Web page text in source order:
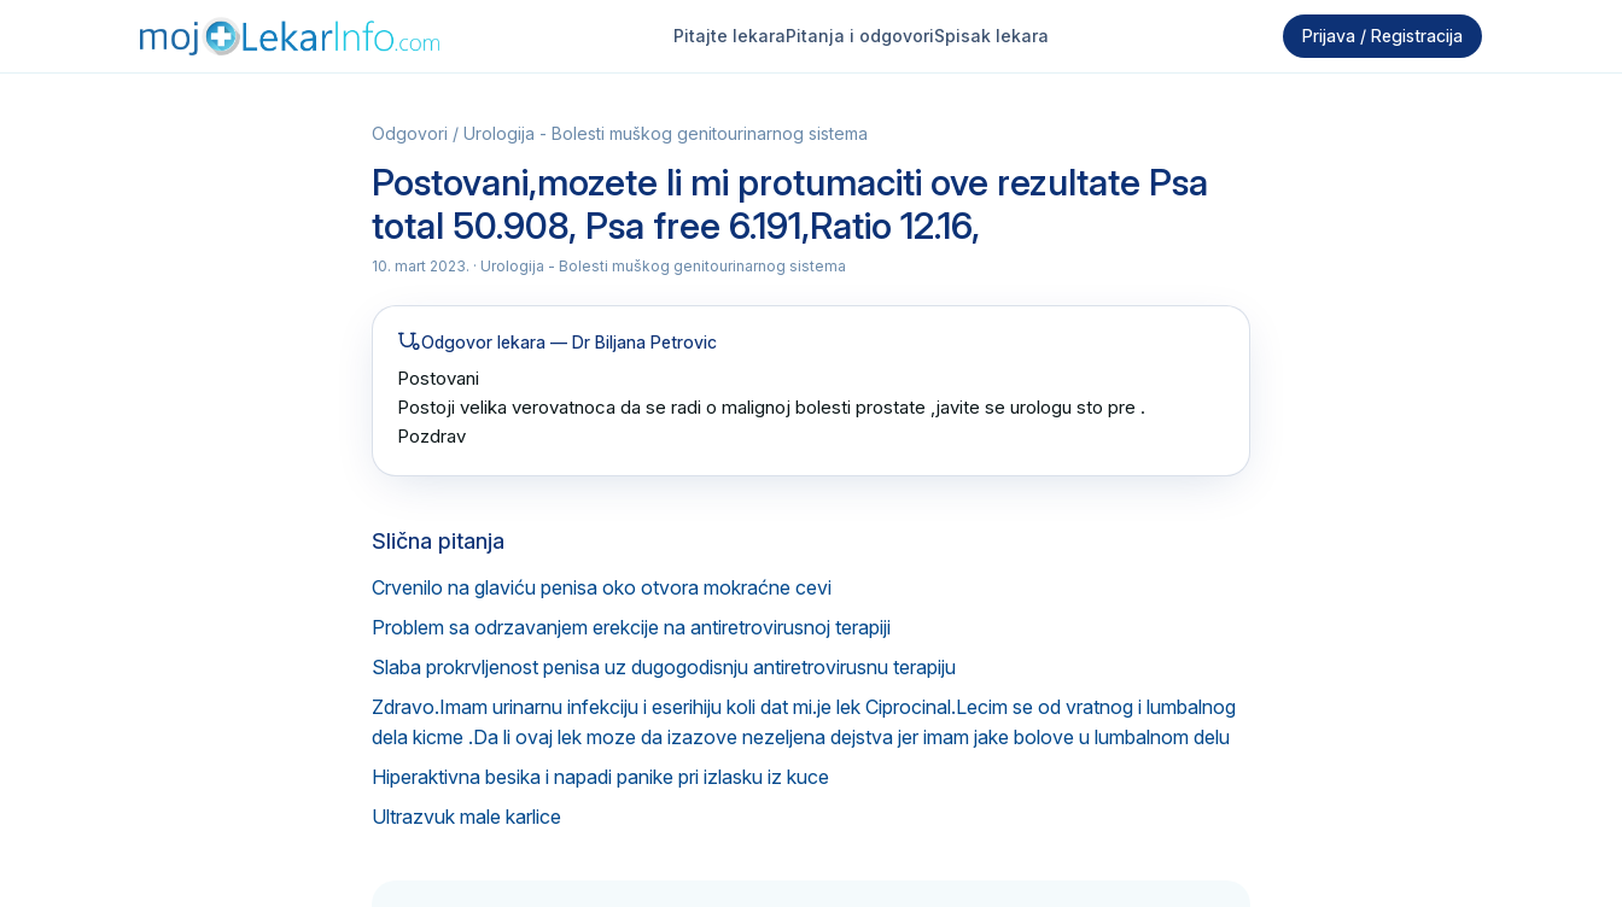
Pitajte lekaraPitanja i odgovoriSpisak lekara Prijava / Registracija
Odgovori / Urologija - Bolesti muškog genitourinarnog sistema
Postovani,mozete li mi protumaciti ove rezultate Psa
total 50.908, Psa free 6.191,Ratio 12.16,
10. mart 2023. · Urologija - Bolesti muškog genitourinarnog sistema
Odgovor lekara — Dr Biljana Petrovic
Postovani
Postoji velika verovatnoca da se radi o malignoj bolesti prostate ,javite se urologu sto pre .
Pozdrav
Slična pitanja
Crvenilo na glaviću penisa oko otvora mokraćne cevi
Problem sa odrzavanjem erekcije na antiretrovirusnoj terapiji
Slaba prokrvljenost penisa uz dugogodisnju antiretrovirusnu terapiju
Zdravo.Imam urinarnu infekciju i eserihiju koli dat mi.je lek Ciprocinal.Lecim se od vratnog i lumbalnog
dela kicme .Da li ovaj lek moze da izazove nezeljena dejstva jer imam jake bolove u lumbalnom delu
Hiperaktivna besika i napadi panike pri izlasku iz kuce
Ultrazvuk male karlice